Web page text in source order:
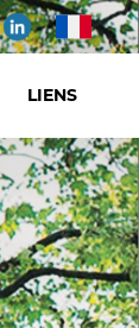
LIENS